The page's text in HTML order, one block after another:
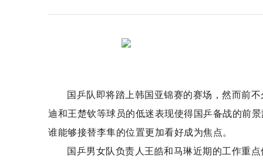
国乒队即将踏上韩国亚锦赛的赛场，然而前
迪和王楚钦等球员的低迷表现使得国乒备战的前
谁能够接替李隼的位置更加看好成为焦点。
国乒男女队负责人王皓和马琳近期的工作重